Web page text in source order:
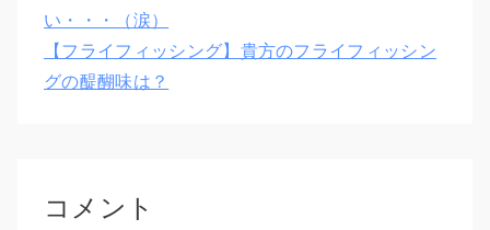
い・・・（涙）
【フライフィッシング】貴方のフライフィッシン
グの醍醐味は？
コメント